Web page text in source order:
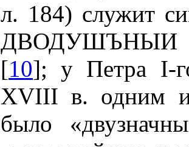
л. 184) служит
ДВОДУШЪНЫИ
[10]; у Петра I-
XVIII в. одним
было